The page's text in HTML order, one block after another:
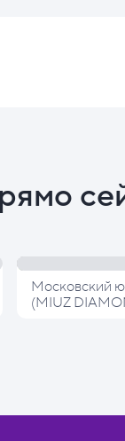
Московский
(MIUZ